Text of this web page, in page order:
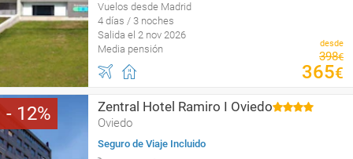
Vuelos desde Madrid
4 días / 3 noches
Salida el 2 nov 2026
Media pensión
desde
398€
365€
12 Zentral Hotel Ramiro I Oviedo
Oviedo
Seguro de Viaje Incluido